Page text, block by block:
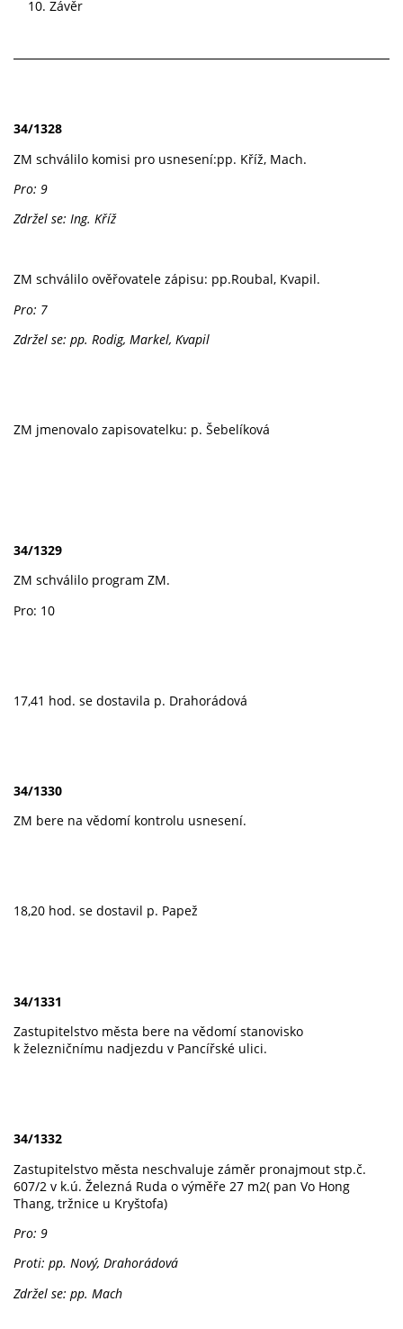
Závěr
34/1328
ZM schválilo komisi pro usnesení:pp. Kříž, Mach.
Pro: 9
Zdržel se: Ing. Kříž
ZM schválilo ověřovatele zápisu: pp.Roubal, Kvapil.
Pro: 7
Zdržel se: pp. Rodig, Markel, Kvapil
ZM jmenovalo zapisovatelku: p. Šebelíková
34/1329
ZM schválilo program ZM.
Pro: 10
17,41 hod. se dostavila p. Drahorádová
34/1330
ZM bere na vědomí kontrolu usnesení.
18,20 hod. se dostavil p. Papež
34/1331
Zastupitelstvo města bere na vědomí stanovisko
k železničnímu nadjezdu v Pancířské ulici.
34/1332
Zastupitelstvo města neschvaluje záměr pronajmout stp.č.
607/2 v k.ú. Železná Ruda o výměře 27 m2( pan Vo Hong
Thang, tržnice u Kryštofa)
Pro: 9
Proti: pp. Nový, Drahorádová
Zdržel se: pp. Mach